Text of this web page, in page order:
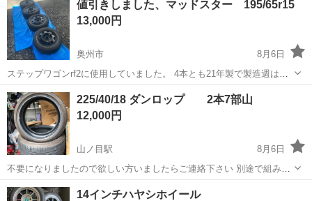
備！作業着無償貸与◎食堂利用可★《宮城県黒川郡大和町》 人気の工
場のお仕事 ◇半導体製造設備...
値引きしました、マッドスター 195/65r15
13,000円
奥州市
8月6日
ステップワゴンrf2に使用していました。 4本とも21年製で製造週はバ
ラバラです。 途中2年位乗って無かったので距離はそんなに走ってま
せん。 溝はどれも8ミリ以上有り。 ホイールは初代CRVの純正鉄チン
を自家塗装してます。 ...
岩手 奥州市 タイヤ、ホイール
225/40/18 ダンロップ 2本7部山
12,000円
山ノ目駅
8月6日
不要になりましたので欲しい方いましたらご連絡下さい 別途で組み替
えできます。
岩手 一関市 山ノ目駅 タイヤ、ホイール
14インチハヤシホイール